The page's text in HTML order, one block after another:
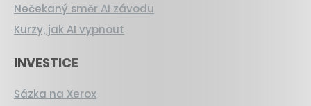
Nečekaný směr AI závodu
Kurzy, jak AI vypnout
INVESTICE
Sázka na Xerox